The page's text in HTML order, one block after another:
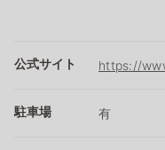
公式サイト https://
駐車場 有